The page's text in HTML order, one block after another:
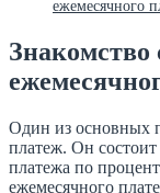
ежемесячного
Знакомство
Один из основных
платеж. Он состоит
платежа по
ежемесячного